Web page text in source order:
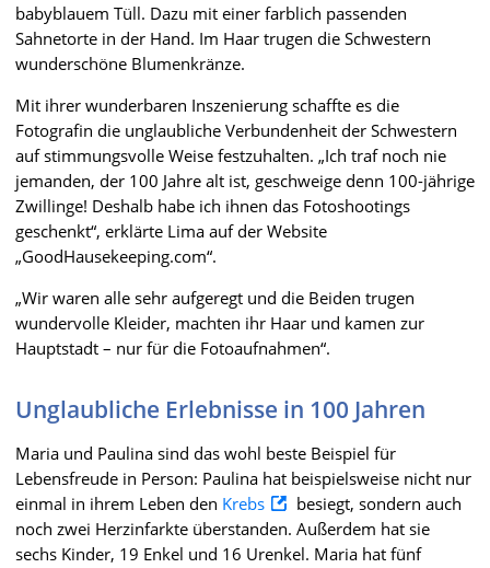
babyblauem Tüll. Dazu mit einer farblich passenden
Sahnetorte in der Hand. Im Haar trugen die Schwestern
wunderschöne Blumenkränze.
Mit ihrer wunderbaren Inszenierung schaffte es die
Fotografin die unglaubliche Verbundenheit der Schwestern
auf stimmungsvolle Weise festzuhalten. „Ich traf noch nie
jemanden, der 100 Jahre alt ist, geschweige denn 100-jährige
Zwillinge! Deshalb habe ich ihnen das Fotoshootings
geschenkt“, erklärte Lima auf der Website
„GoodHausekeeping.com“.
„Wir waren alle sehr aufgeregt und die Beiden trugen
wundervolle Kleider, machten ihr Haar und kamen zur
Hauptstadt – nur für die Fotoaufnahmen“.
Unglaubliche Erlebnisse in 100 Jahren
Maria und Paulina sind das wohl beste Beispiel für
Lebensfreude in Person: Paulina hat beispielsweise nicht nur
einmal in ihrem Leben den Krebs
besiegt, sondern auch
noch zwei Herzinfarkte überstanden. Außerdem hat sie
sechs Kinder, 19 Enkel und 16 Urenkel. Maria hat fünf